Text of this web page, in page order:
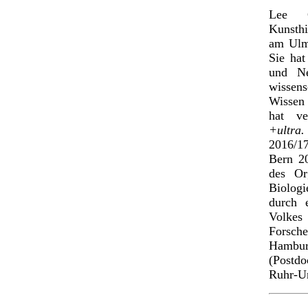
Lee
am
Sie
und
hat
2016/
Bern
des
durch
Ruhr-